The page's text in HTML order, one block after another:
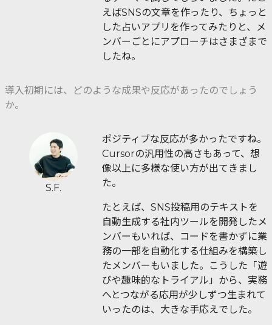
えばSNSの文章を作ったり、ちょっと
した占いアプリを作ってみたりと、メ
ンバーごとにアプローチはさまざまで
したね。
導入初期には、どのような成果や反応があったのでしょう
か。
S.F.
ポジティブな反応が多かったですね。
Cursorの汎用性の高さもあって、想
像以上に多様な使い方が出てきまし
た。
たとえば、SNS投稿用のテキストを
自動生成する社内ツールを開発したメ
ンバーもいれば、コードを書かずに業
務の一部を自動化する仕組みを構築し
たメンバーもいました。こうした「遊
びや趣味的なトライアル」から、実務
へとつながる応用が少しずつ生まれて
いったのは、大きな手応えでした。